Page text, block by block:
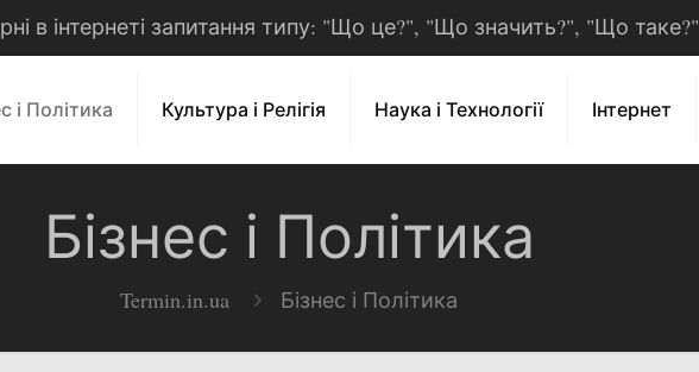
в інтернеті запитання типу: "Що це?", "Що значить?", "Що таке?"
і Політика Культура і Релігія Наука і Технології Інтернет
Бізнес і Політика
Termin.in.ua Бізнес і Політика